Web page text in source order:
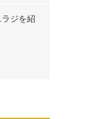
ジを紹